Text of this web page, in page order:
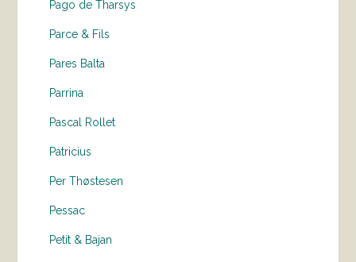
Pago de Tharsys
Parce & Fils
Pares Balta
Parrina
Pascal Rollet
Patricius
Per Thøstesen
Pessac
Petit & Bajan